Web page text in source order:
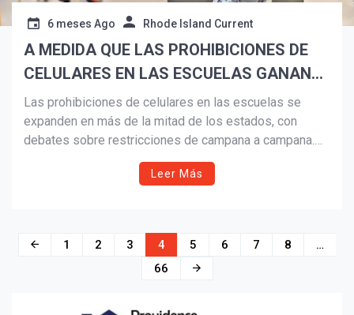
6 meses Ago Rhode Island Current
A MEDIDA QUE LAS PROHIBICIONES DE
CELULARES EN LAS ESCUELAS GANAN
POPULARIDAD, LEGISLADORES DICEN
QUE ES HORA DE APLICARLAS DE
CAMPANA A CAMPANA
Las prohibiciones de celulares en las escuelas se
expanden en más de la mitad de los estados, con
debates sobre restricciones de campana a campana.
Legisladores, educadores y expertos destacan
beneficios académicos y de salud mental, mientras
Leer Más
Navegación
1 2 3 4 5 6 7 8
…
66